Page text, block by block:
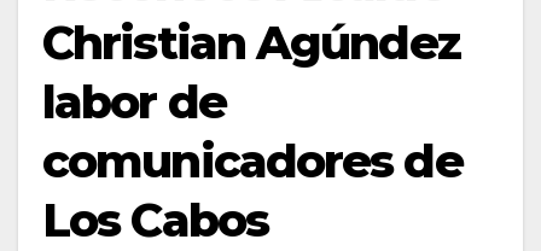
Christian Agúndez
labor de
comunicadores de
Los Cabos